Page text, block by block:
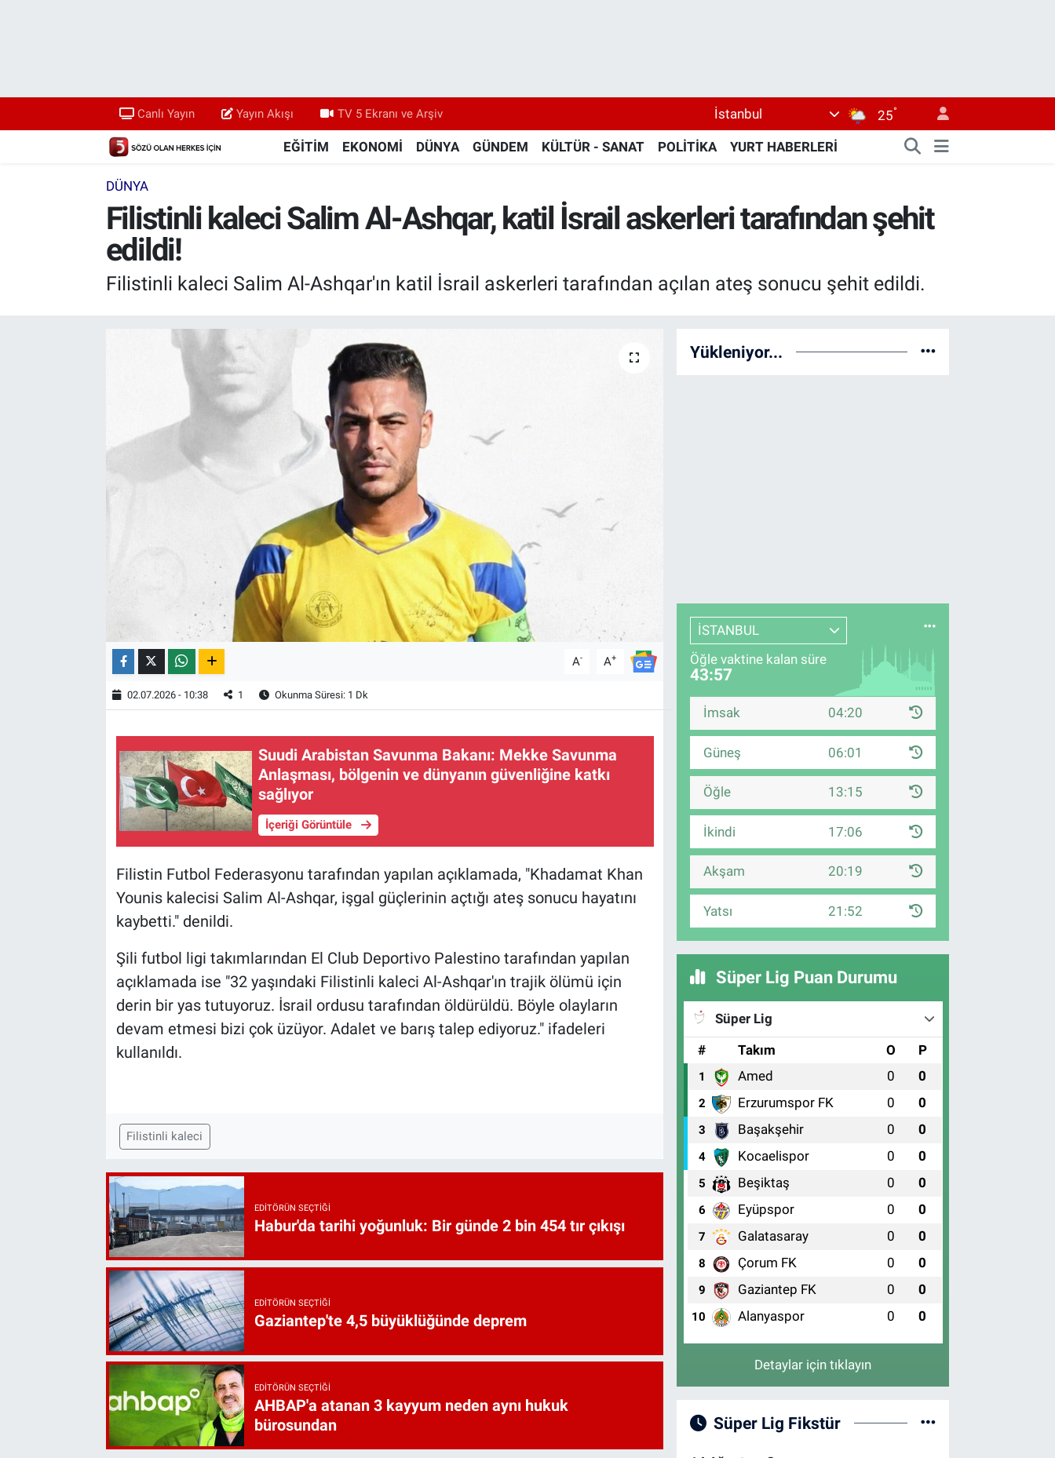
Canlı Yayın Yayın Akışı TV 5 Ekranı ve Arşiv İstanbul 25°
EĞİTİM EKONOMİ DÜNYA GÜNDEM KÜLTÜR - SANAT POLİTİKA YURT HABERLERİ
DÜNYA
Filistinli kaleci Salim Al-Ashqar, katil İsrail askerleri tarafından şehit
edildi!
Filistinli kaleci Salim Al-Ashqar'ın katil İsrail askerleri tarafından açılan ateş sonucu şehit edildi.
A- A+
02.07.2026 - 10:38 1 Okunma Süresi: 1 Dk
Suudi Arabistan Savunma Bakanı: Mekke Savunma
Anlaşması, bölgenin ve dünyanın güvenliğine katkı
sağlıyor
İçeriği Görüntüle
Filistin Futbol Federasyonu tarafından yapılan açıklamada, "Khadamat Khan
Younis kalecisi Salim Al-Ashqar, işgal güçlerinin açtığı ateş sonucu hayatını
kaybetti." denildi.
Şili futbol ligi takımlarından El Club Deportivo Palestino tarafından yapılan
açıklamada ise "32 yaşındaki Filistinli kaleci Al-Ashqar'ın trajik ölümü için
derin bir yas tutuyoruz. İsrail ordusu tarafından öldürüldü. Böyle olayların
devam etmesi bizi çok üzüyor. Adalet ve barış talep ediyoruz." ifadeleri
kullanıldı.
Filistinli kaleci
EDITÖRÜN SEÇTIĞI
Habur'da tarihi yoğunluk: Bir günde 2 bin 454 tır çıkışı
EDITÖRÜN SEÇTIĞI
Gaziantep'te 4,5 büyüklüğünde deprem
EDITÖRÜN SEÇTIĞI
AHBAP'a atanan 3 kayyum neden aynı hukuk
bürosundan
Yükleniyor...
İSTANBUL
Öğle vaktine kalan süre
43:56
İmsak 04:20
Güneş 06:01
Öğle 13:15
İkindi 17:06
Akşam 20:19
Yatsı 21:52
Süper Lig Puan Durumu
Süper Lig
#
Takım O P
1 Amed 0 0
2 Erzurumspor FK 0 0
3 Başakşehir 0 0
4 Kocaelispor 0 0
5 Beşiktaş 0 0
6 Eyüpspor 0 0
7 Galatasaray 0 0
8 Çorum FK 0 0
9 Gaziantep FK 0 0
10 Alanyaspor 0 0
Detaylar için tıklayın
Süper Lig Fikstür
Yayın Akışı
TV 5 Ekranı ve Arşiv